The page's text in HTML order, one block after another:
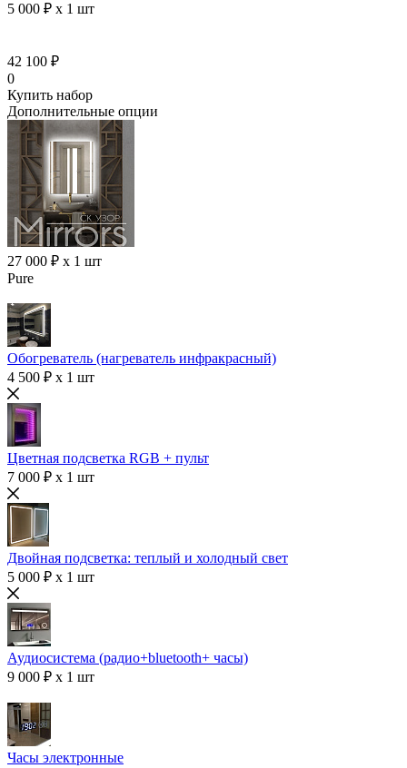
5 000 ₽ x 1 шт
42 100 ₽
0
Купить набор
Дополнительные опции
27 000 ₽ x 1 шт
Pure
Обогреватель (нагреватель инфракрасный)
4 500 ₽ x 1 шт
Цветная подсветка RGB + пульт
7 000 ₽ x 1 шт
Двойная подсветка: теплый и холодный свет
5 000 ₽ x 1 шт
Аудиосистема (радио+bluetooth+ часы)
9 000 ₽ x 1 шт
Часы электронные